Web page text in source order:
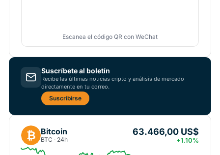
Escanea el código QR con WeChat
Suscríbete al boletín
Recibe las últimas noticias cripto y análisis de mercado
directamente en tu correo.
Suscribirse
₿ Bitcoin
BTC · 24h
63.466,00 US$
+1.10%